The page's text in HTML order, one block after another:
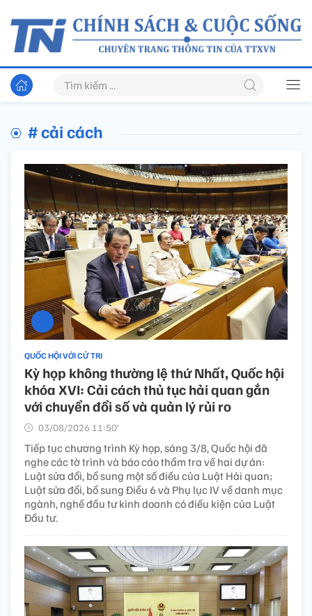
# cải cách
QUỐC HỘI VỚI CỬ TRI
Kỳ họp không thường lệ thứ Nhất, Quốc hội
khóa XVI: Cải cách thủ tục hải quan gắn
với chuyển đổi số và quản lý rủi ro
03/08/2026 11:50’
Tiếp tục chương trình Kỳ họp, sáng 3/8, Quốc hội đã
nghe các tờ trình và báo cáo thẩm tra về hai dự án:
Luật sửa đổi, bổ sung một số điều của Luật Hải quan;
Luật sửa đổi, bổ sung Điều 6 và Phụ lục IV về danh mục
ngành, nghề đầu tư kinh doanh có điều kiện của Luật
Đầu tư.